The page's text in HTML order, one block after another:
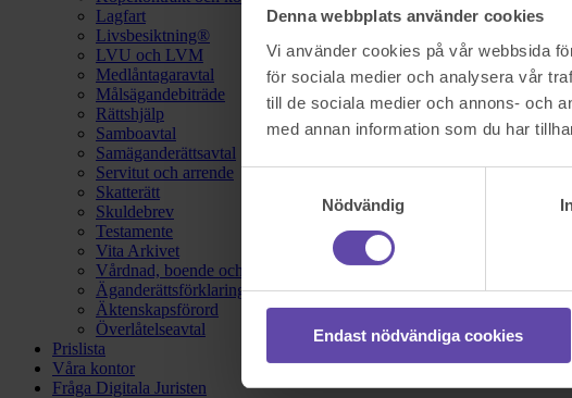
Denna webbplats använder cookies
Vi använder cookies på vår webbsida
för sociala medier och analysera vår
till de sociala medier och annons- och
med annan information som du har
Nödvändig
Endast nödvändiga cookies
Lagfart
Livsbesiktning®
LVU och LVM
Medlåntagaravtal
Målsägandebiträde
Rättshjälp
Samboavtal
Samäganderättsavtal
Servitut och arrende
Skatterätt
Skuldebrev
Testamente
Vita Arkivet
Vårdnad, boende och umgänge
Äganderättsförklaring
Äktenskapsförord
Överlåtelseavtal
Prislista
Våra kontor
Fråga Digitala Juristen